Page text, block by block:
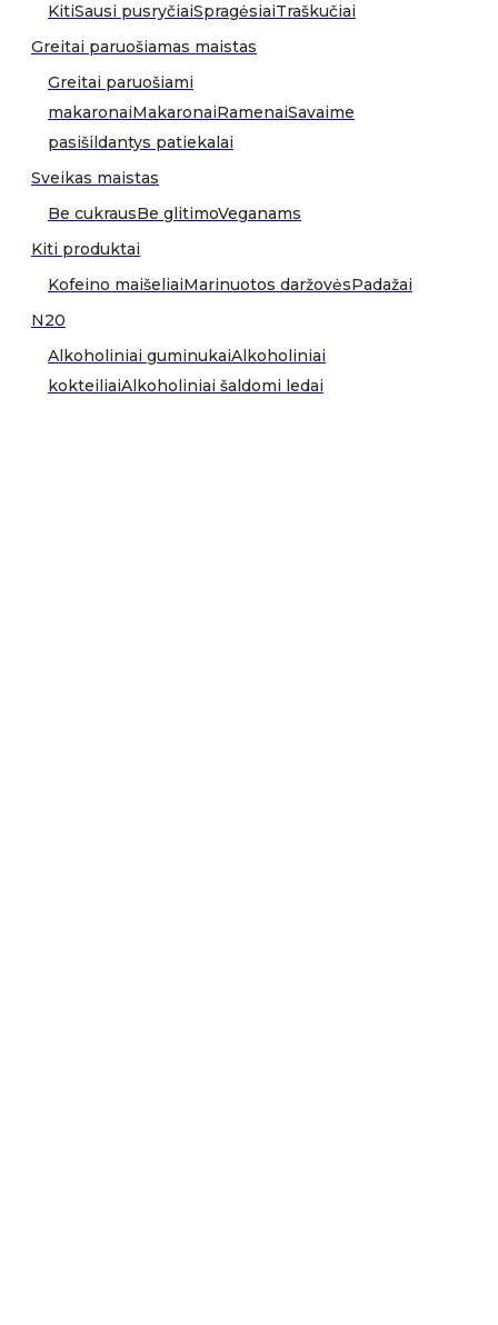
KitiSausi pusryčiaiSpragėsiaiTraškučiai
Greitai paruošiamas maistas
Greitai paruošiami
makaronaiMakaronaiRamenaiSavaime
pasišildantys patiekalai
Sveikas maistas
Be cukrausBe glitimoVeganams
Kiti produktai
Kofeino maišeliaiMarinuotos daržovėsPadažai
N20
Alkoholiniai guminukaiAlkoholiniai
kokteiliaiAlkoholiniai šaldomi ledai